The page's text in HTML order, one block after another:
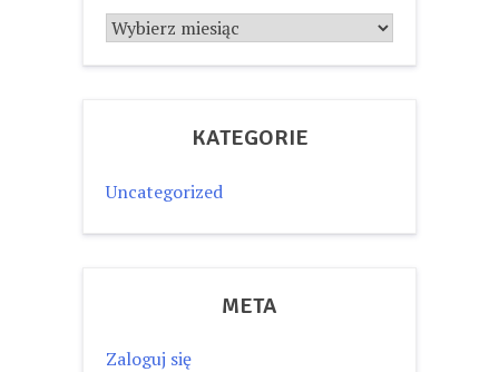
Archiwum
KATEGORIE
Uncategorized
META
Zaloguj się